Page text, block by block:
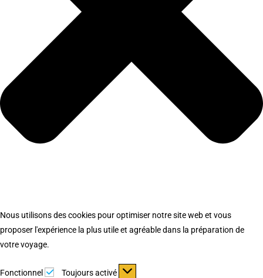
Nous utilisons des cookies pour optimiser notre site web et vous
proposer l'expérience la plus utile et agréable dans la préparation de
votre voyage.
Fonctionnel Fonctionnel
Toujours activé